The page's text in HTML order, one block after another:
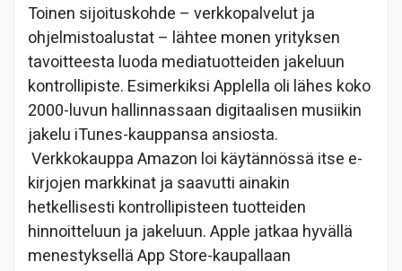
Toinen sijoituskohde – verkkopalvelut ja
ohjelmistoalustat – lähtee monen yrityksen
tavoitteesta luoda mediatuotteiden jakeluun
kontrollipiste. Esimerkiksi Applella oli lähes koko
2000-luvun hallinnassaan digitaalisen musiikin
jakelu iTunes-kauppansa ansiosta.
Verkkokauppa Amazon loi käytännössä itse e-
kirjojen markkinat ja saavutti ainakin
hetkellisesti kontrollipisteen tuotteiden
hinnoitteluun ja jakeluun. Apple jatkaa hyvällä
menestyksellä App Store-kaupallaan